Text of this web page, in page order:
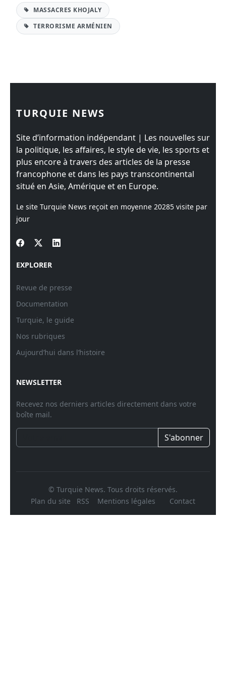
MASSACRES KHOJALY
TERRORISME ARMÉNIEN
TURQUIE NEWS
Site d’information indépendant | Les nouvelles sur
la politique, les affaires, le style de vie, les sports et
plus encore à travers des articles de la presse
francophone et dans les pays transcontinental
situé en Asie, Amérique et en Europe.
Le site Turquie News reçoit en moyenne 20285 visite par
jour
EXPLORER
Revue de presse
Documentation
Turquie, le guide
Nos rubriques
Aujourd’hui dans l’histoire
NEWSLETTER
Recevez nos derniers articles directement dans votre
boîte mail.
S'abonner
© Turquie News. Tous droits réservés.
Plan du site
RSS Mentions légales Contact